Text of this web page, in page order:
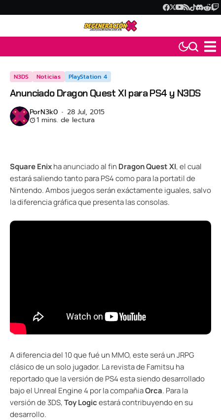
N3DS Noticias PlayStation 4
Anunciado Dragon Quest XI para PS4 y N3DS
PorN3k0 28 Jul, 2015
1 mins. de lectura
Square Enixhaanunciadoal fin Dragon Quest XI, el cual
estará saliendo tanto para PS4 como para la portatil de
Nintendo. Ambos juegos serán exáctamente iguales, salvo
la diferencia gráfica que presenta las consolas.
A diferencia del 10 que fué un MMO, este será un JRPG
clásico de un solo jugador. La revista de Famitsu ha
reportado que la versión de PS4 esta siendo desarrollado
bajo el Unreal Engine 4 por la compañiaOrca. Para la
versión de 3DS,Toy Logicestará contribuyendo en su
desarrollo.